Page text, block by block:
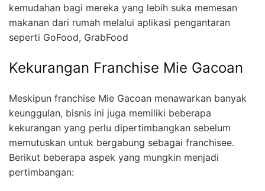
kemudahan bagi mereka yang lebih suka memesan
makanan dari rumah melalui aplikasi pengantaran
seperti GoFood, GrabFood
Kekurangan Franchise Mie Gacoan
Meskipun franchise Mie Gacoan menawarkan banyak
keunggulan, bisnis ini juga memiliki beberapa
kekurangan yang perlu dipertimbangkan sebelum
memutuskan untuk bergabung sebagai franchisee.
Berikut beberapa aspek yang mungkin menjadi
pertimbangan: